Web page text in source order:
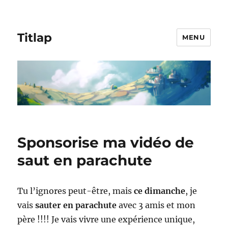
Titlap MENU
Sponsorise ma vidéo de
saut en parachute
Tu l’ignores peut-être, mais ce dimanche, je
vais sauter en parachute avec 3 amis et mon
père !!!! Je vais vivre une expérience unique,